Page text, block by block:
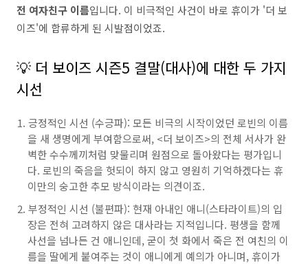
전 여자친구 이름입니다. 이 비극적인 사건이 바로 휴이가 '더 보
이즈'에 합류하게 된 시발점이었죠.
💡 더 보이즈 시즌5 결말(대사)에 대한 두 가지
시선
긍정적인 시선 (수긍파): 모든 비극의 시작이었던 로빈의 이름
을 새 생명에게 부여함으로써, <더 보이즈>의 전체 서사가 완
벽한 수수께끼처럼 맞물리며 원점으로 돌아왔다는 평가입니
다. 로빈의 죽음을 헛되이 하지 않고 영원히 기억하겠다는 휴
이만의 숭고한 추모 방식이라는 의견이죠.
부정적인 시선 (불편파): 현재 아내인 애니(스타라이트)의 입
장은 전혀 고려하지 않은 대사라는 지적입니다. 평생을 함께
사선을 넘나든 건 애니인데, 굳이 첫 화에서 죽은 전 여친의 이
름을 딸에게 붙여주는 것이 애니에게 예의가 아니며, 휴이가